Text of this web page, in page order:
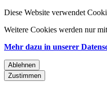
Diese Website verwendet
Weitere Cookies werden nur
Mehr dazu in unserer
Ablehnen
Zustimmen